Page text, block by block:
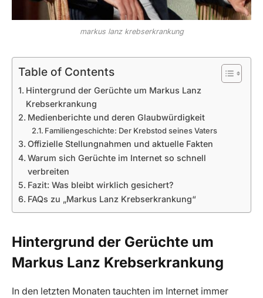
markus lanz krebserkrankung
Table of Contents
Hintergrund der Gerüchte um Markus Lanz
Krebserkrankung
Medienberichte und deren Glaubwürdigkeit
Familiengeschichte: Der Krebstod seines Vaters
Offizielle Stellungnahmen und aktuelle Fakten
Warum sich Gerüchte im Internet so schnell
verbreiten
Fazit: Was bleibt wirklich gesichert?
FAQs zu „Markus Lanz Krebserkrankung“
Hintergrund der Gerüchte um
Markus Lanz Krebserkrankung
In den letzten Monaten tauchten im Internet immer